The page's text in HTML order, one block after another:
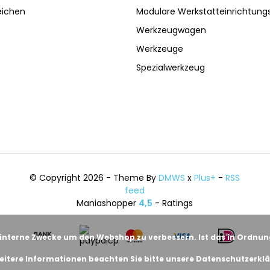
Modulare
Werkzeugwagen
Werkzeuge
Spezialwerkzeug
© Copyright 2026 - Theme ByDMWS xPlus+ -RSS
feed
Maniashopper 4,5 - Ratings
Zwecke um den Webshop zu verbessern. Ist das in
Informationen beachten Sie bitte unsere